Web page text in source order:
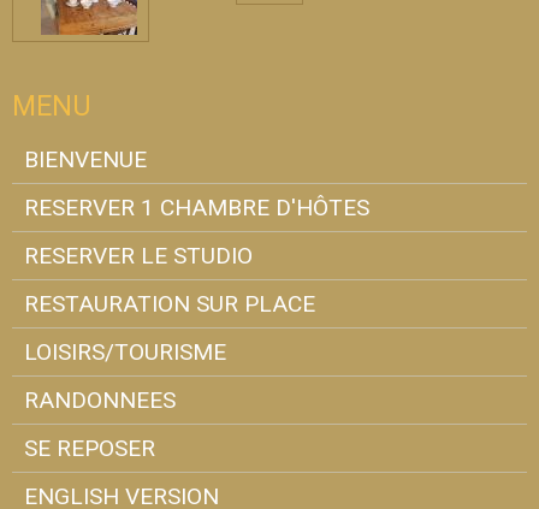
MENU
BIENVENUE
RESERVER 1 CHAMBRE D'HÔTES
RESERVER LE STUDIO
RESTAURATION SUR PLACE
LOISIRS/TOURISME
RANDONNEES
SE REPOSER
ENGLISH VERSION